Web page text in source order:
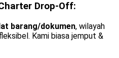
Drop-Off:
barang/dokumen, wilayah
Kami biasa jemput &